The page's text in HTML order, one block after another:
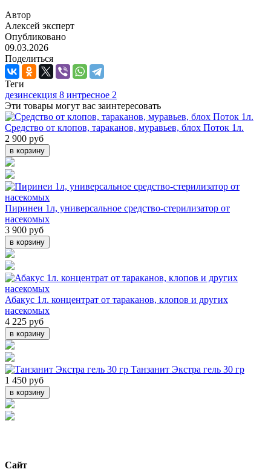
Автор
Алексей эксперт
Опубликовано
09.03.2026
Поделиться
Теги
дезинсекция 8 интресное 2
Эти товары могут вас заинтересовать
Средство от клопов, тараканов, муравьев, блох Поток 1л.
2 900 руб
в корзину
Пиринеи 1л, универсальное средство-стерилизатор от
насекомых
3 900 руб
в корзину
Абакус 1л. концентрат от тараканов, клопов и других
насекомых
4 225 руб
в корзину
Танзанит Экстра гель 30 гр
1 450 руб
в корзину
Сайт